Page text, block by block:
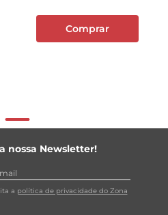
Comprar
nossa Newsletter!
a política de privacidade do Zona